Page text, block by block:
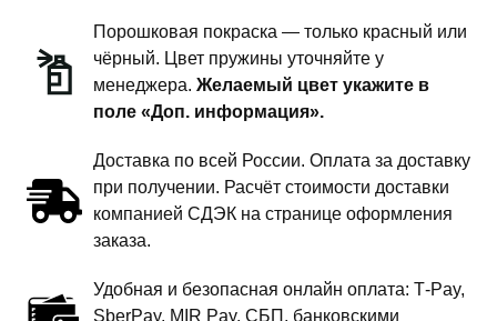
Порошковая покраска — только красный или
чёрный. Цвет пружины уточняйте у
менеджера. Желаемый цвет укажите в
поле «Доп. информация».
Доставка по всей России. Оплата за доставку
при получении. Расчёт стоимости доставки
компанией СДЭК на странице оформления
заказа.
Удобная и безопасная онлайн оплата: T‑Pay,
SberPay, MIR Pay, СБП, банковскими